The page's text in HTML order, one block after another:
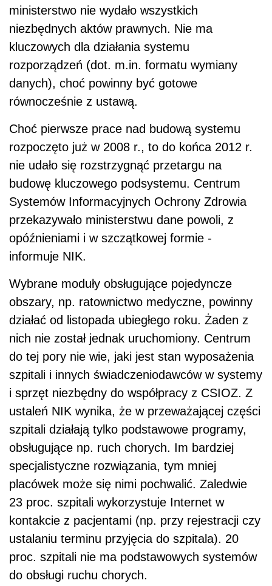
ministerstwo nie wydało wszystkich
niezbędnych aktów prawnych. Nie ma
kluczowych dla działania systemu
rozporządzeń (dot. m.in. formatu wymiany
danych), choć powinny być gotowe
równocześnie z ustawą.
Choć pierwsze prace nad budową systemu
rozpoczęto już w 2008 r., to do końca 2012 r.
nie udało się rozstrzygnąć przetargu na
budowę kluczowego podsystemu. Centrum
Systemów Informacyjnych Ochrony Zdrowia
przekazywało ministerstwu dane powoli, z
opóźnieniami i w szczątkowej formie -
informuje NIK.
Wybrane moduły obsługujące pojedyncze
obszary, np. ratownictwo medyczne, powinny
działać od listopada ubiegłego roku. Żaden z
nich nie został jednak uruchomiony. Centrum
do tej pory nie wie, jaki jest stan wyposażenia
szpitali i innych świadczeniodawców w systemy
i sprzęt niezbędny do współpracy z CSIOZ. Z
ustaleń NIK wynika, że w przeważającej części
szpitali działają tylko podstawowe programy,
obsługujące np. ruch chorych. Im bardziej
specjalistyczne rozwiązania, tym mniej
placówek może się nimi pochwalić. Zaledwie
23 proc. szpitali wykorzystuje Internet w
kontakcie z pacjentami (np. przy rejestracji czy
ustalaniu terminu przyjęcia do szpitala). 20
proc. szpitali nie ma podstawowych systemów
do obsługi ruchu chorych.